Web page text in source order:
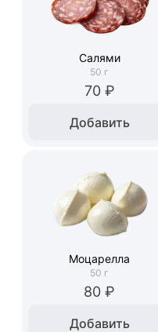
Салями
50 г
70 ₽
Добавить
Моцарелла
50 г
80 ₽
Добавить